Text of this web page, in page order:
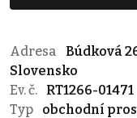
Adresa
Búdková
Slovensko
Ev. č.
RT1266-01471
Typ
obchodní